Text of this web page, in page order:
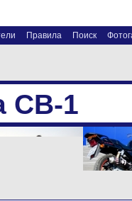
Правила Поиск
CB-1